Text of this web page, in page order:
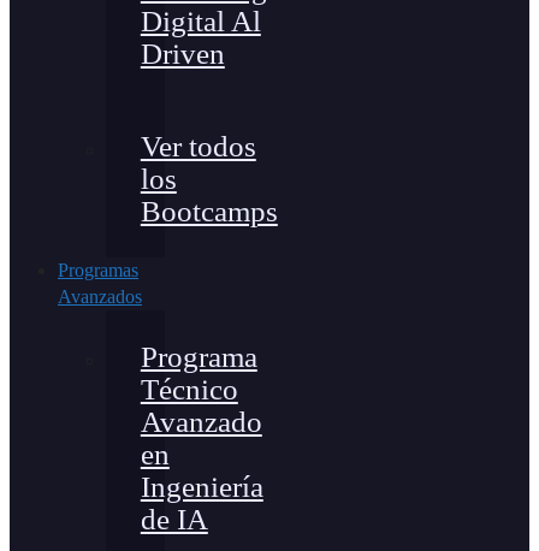
Digital Al
Driven
Ver todos
los
Bootcamps
Programas
Avanzados
Programa
Técnico
Avanzado
en
Ingeniería
de IA